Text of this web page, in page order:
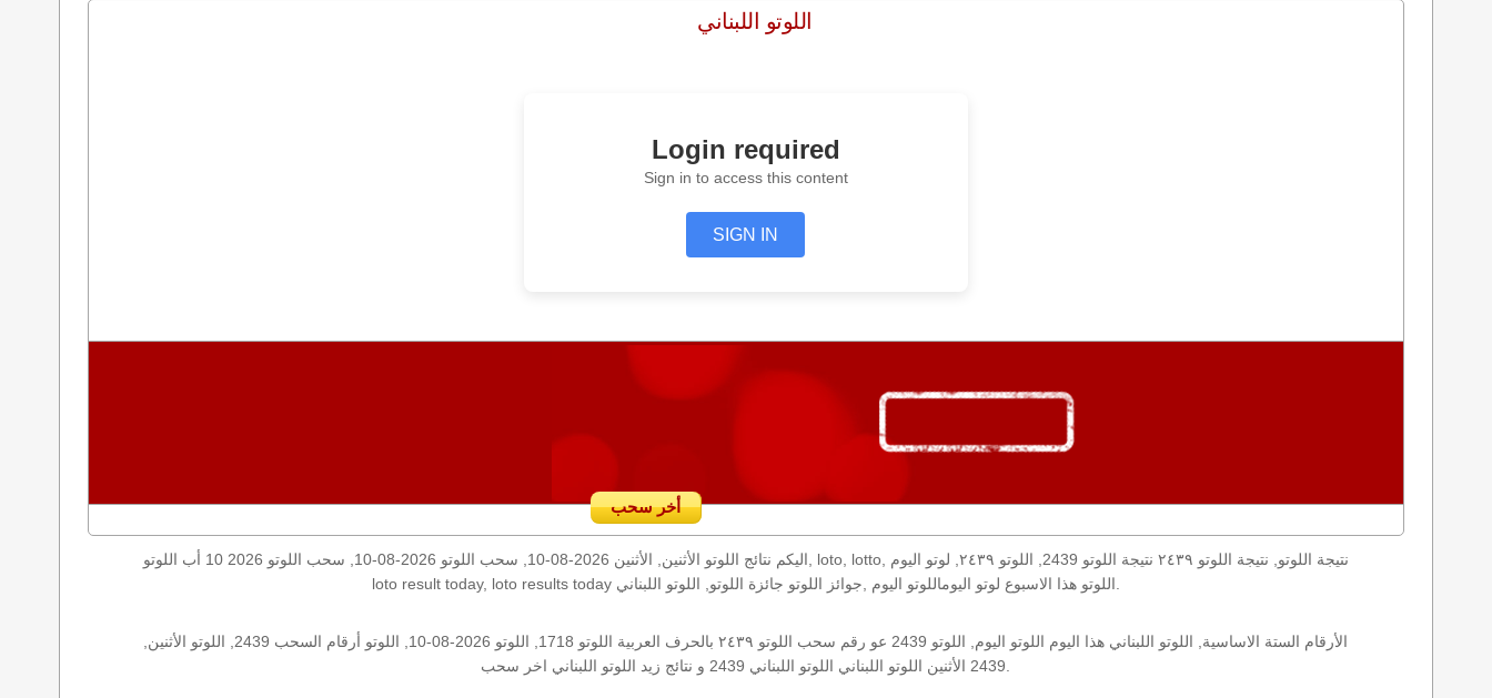
اللوتو اللبناني
Login required
Sign in to access this content
SIGN IN
أخر سحب
اليكم نتائج اللوتو الأثنين, الأثنين 2026-08-10, سحب اللوتو 2026-08-10, سحب اللوتو 2026 10 أب اللوتو, loto, lotto, نتيجة اللوتو, نتيجة اللوتو ٢٤٣٩ نتيجة اللوتو 2439, اللوتو ٢٤٣٩, لوتو اليوم
الأرقام الستة الاساسية, اللوتو اللبناني هذا اليوم اللوتو اليوم, اللوتو 2439 عو رقم سحب اللوتو ٢٤٣٩ بالحرف العربية اللوتو 1718, اللوتو 2026-08-10, اللوتو أرقام السحب 2439, اللوتو الأثنين,